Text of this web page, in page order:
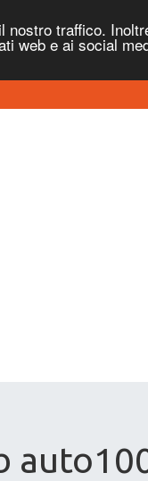
nostro traffico.
web e ai social